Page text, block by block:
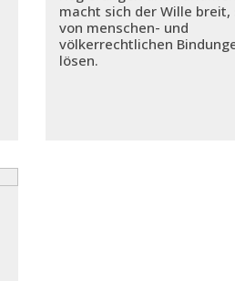
macht sich der Wille breit,
von menschen- und
völkerrechtlichen
lösen.